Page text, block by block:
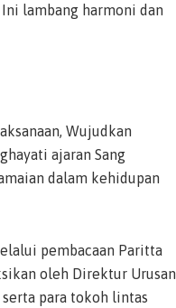
lambang harmoni dan
Wujudkan
ajaran Sang
dalam kehidupan
pembacaan Paritta
oleh Direktur Urusan
serta para tokoh lintas